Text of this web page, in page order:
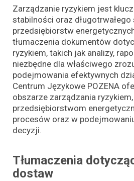
Zarządzanie ryzykiem jest
stabilności oraz długotrwałego
przedsiębiorstw
tłumaczenia dokumentów
ryzykiem, takich jak analizy,
niezbędne dla właściwego
podejmowania efektywnych
Centrum Językowe POZENA
obszarze zarządzania
przedsiębiorstwom
procesów oraz w
decyzji.
Tłumaczenia
dostaw